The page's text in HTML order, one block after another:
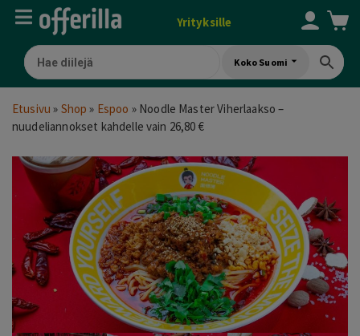
Yrityksille
Koko Suomi
Etusivu » Shop » Espoo » Noodle Master Viherlaakso –
nuudeliannokset kahdelle vain 26,80 €